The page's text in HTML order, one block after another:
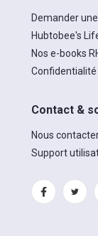
Demander
Hubtobee's
Nos e-books
Confidentialité
Contact &
Nous
Support